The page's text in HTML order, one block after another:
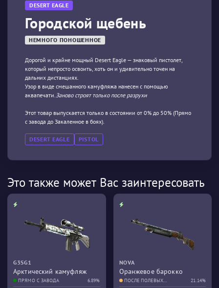
DESERT EAGLE
Городской щебень
НЕМНОГО ПОНОШЕННОЕ
Дорогой и крайне мощный Desert Eagle — знаковый пистолет,
который непросто освоить, хоть он и удивительно точен на
дальних дистанциях.
Узор в виде смешанного камуфляжа нанесен с помощью
аквапечати.Заново строят только после разрухи
Этот товар выпускается только в состоянии от 0% до 50% (Прямо
с завода до Закаленное в боях).
DESERT EAGLE PISTOL
Это также может Вас заинтересовать
G3SG1
Арктический камуфляж
ПРЯМО С ЗАВОДА 6.89%
NOVA
Оранжевое барокко
ПОСЛЕ ПОЛЕВЫХ
21.14%